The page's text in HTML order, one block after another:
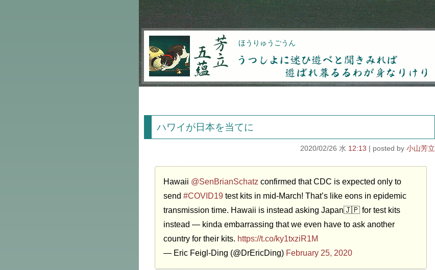
芳立五蘊 ほうりゅうごうん
うつしよに迷ひ遊べと聞きみれば遊ばれ暮るるわが
ハワイが日本を当てに
2020/02/26 水 12:13 小山芳立
Hawaii @SenBrianSchatz confirmed that CDC is expected only to
send #COVID19 test kits in mid-March! That’s like eons in epidemic
transmission time. Hawaii is instead asking Japan🇯🇵 for test kits
instead — kinda embarrassing that we even have to ask another
country for their kits. https://t.co/ky1txziR1M
— Eric Feigl-Ding (@DrEricDing) February 25, 2020